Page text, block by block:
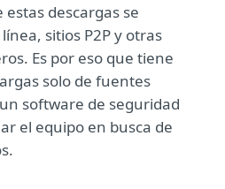
descargas se
sitios P2P y otras
Es por eso que tiene
solo de fuentes
software de seguridad
el equipo en busca de